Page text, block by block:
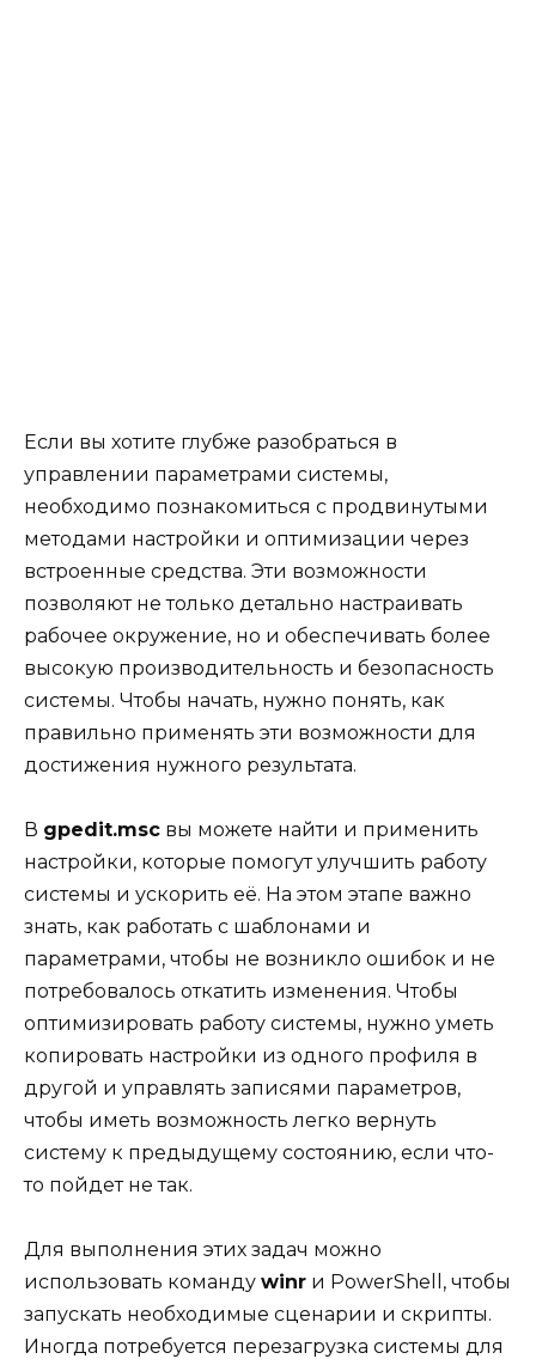
Если вы хотите глубже разобраться в
управлении параметрами системы,
необходимо познакомиться с продвинутыми
методами настройки и оптимизации через
встроенные средства. Эти возможности
позволяют не только детально настраивать
рабочее окружение, но и обеспечивать более
высокую производительность и безопасность
системы. Чтобы начать, нужно понять, как
правильно применять эти возможности для
достижения нужного результата.
В gpedit.msc вы можете найти и применить
настройки, которые помогут улучшить работу
системы и ускорить её. На этом этапе важно
знать, как работать с шаблонами и
параметрами, чтобы не возникло ошибок и не
потребовалось откатить изменения. Чтобы
оптимизировать работу системы, нужно уметь
копировать настройки из одного профиля в
другой и управлять записями параметров,
чтобы иметь возможность легко вернуть
систему к предыдущему состоянию, если что-
то пойдет не так.
Для выполнения этих задач можно
использовать команду winr и PowerShell, чтобы
запускать необходимые сценарии и скрипты.
Иногда потребуется перезагрузка системы для